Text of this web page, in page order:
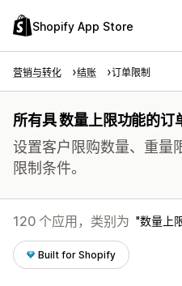
Shopify App Store
营销与转化 结账 订单限制
所有具 数量上限功能的订
设置客户限购数量、重量
限制条件。
120 个应用，类别为 数量上
Built for Shopify